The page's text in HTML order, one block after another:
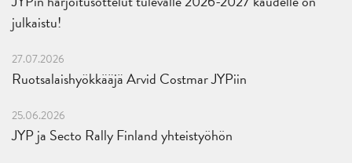
julkaistu!
27.07.2026
Ruotsalaishyökkääjä Arvid Costmar JYPiin
25.06.2026
JYP ja Secto Rally Finland yhteistyöhön